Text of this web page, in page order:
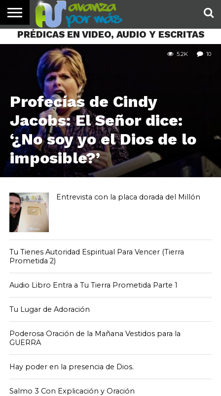
INICIO
PALABRA
DEVOCIONALES
NOTICIAS
TESTIMONIOS
ORACIONES
SOBRE
NOSOTROS
IMÁGENES
PRÉDICAS EN VIDEO, AUDIO Y ESCRITAS
Profecías de Cindy
Jacobs: El Señor dice:
‘¿No soy yo el Dios de lo
imposible?’
5.2K 10
Entrevista con la placa dorada del Millón
Tu Tienes Autoridad Espiritual Para Vencer (Tierra
Prometida 2)
Audio Libro Entra a Tu Tierra Prometida Parte 1
Tu Lugar de Adoración
Poderosa Oración de la Mañana Vestidos para la
GUERRA
Hay poder en la presencia de Dios.
Salmo 3 Con Explicación y Oración